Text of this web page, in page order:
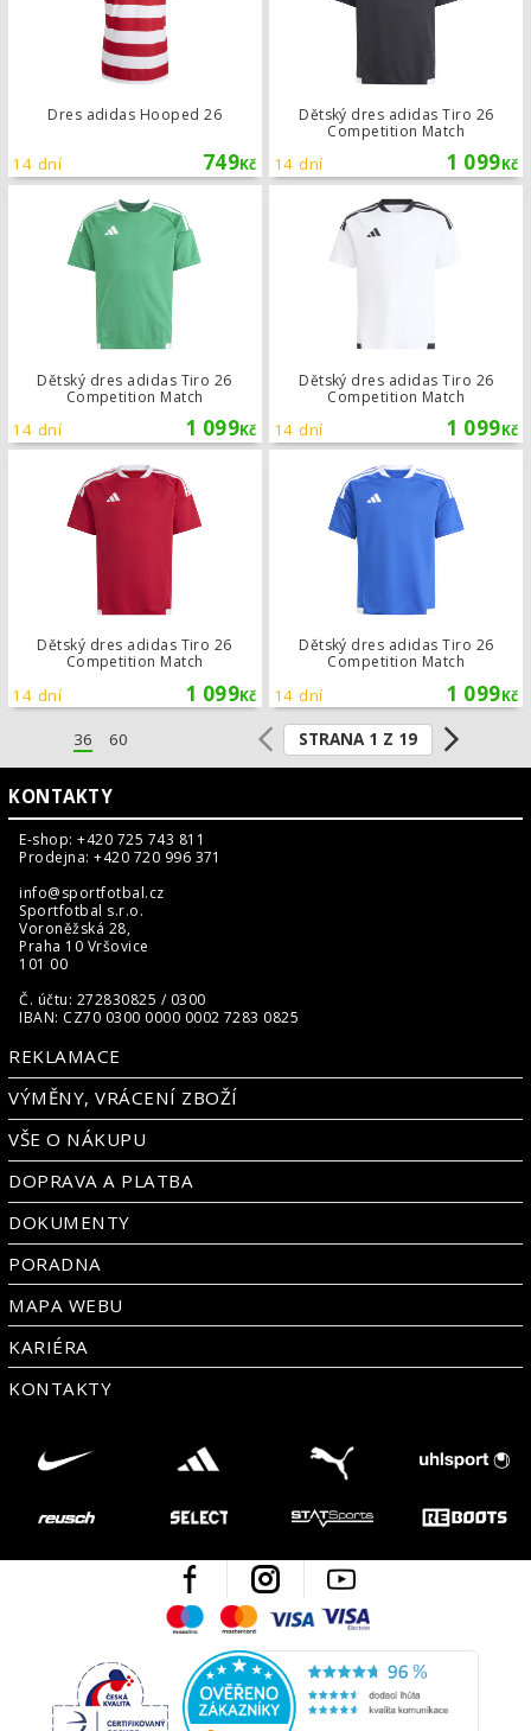
Dres adidas Hooped 26
749Kč
14 dní
Dětský dres adidas Tiro 26
Competition Match
1 099Kč
14 dní
Dětský dres adidas Tiro 26
Competition Match
1 099Kč
14 dní
Dětský dres adidas Tiro 26
Dětský dres adidas Tiro 26
Competition Match
1 099Kč
14 dní
Dětský dres adidas Tiro 26
Competition Match
1 099Kč
14 dní
Dětský dres adidas Tiro 26
Competition Match
1 099Kč
14 dní
36 60 STRANA 1 Z 19
KONTAKTY
E-shop: +420 725 743 811
Prodejna: +420 720 996 371
info@sportfotbal.cz
Sportfotbal s.r.o.
Voroněžská 28,
Praha 10 Vršovice
101 00
Č. účtu: 272830825 / 0300
IBAN: CZ70 0300 0000 0002 7283 0825
REKLAMACE
VÝMĚNY, VRÁCENÍ ZBOŽÍ
VŠE O NÁKUPU
DOPRAVA A PLATBA
DOKUMENTY
PORADNA
MAPA WEBU
KARIÉRA
KONTAKTY
Facebook Instagram
MaestroMastercard
Visa
Česká kvalita